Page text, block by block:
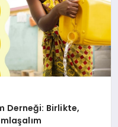
Derneği: Birlikte,